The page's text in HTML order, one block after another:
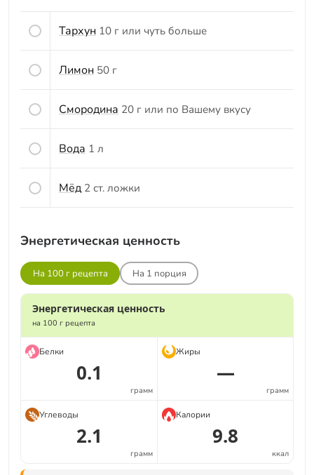
Тархун 10 г или чуть больше
Лимон 50 г
Смородина 20 г или по Вашему вкусу
Вода 1 л
Мёд 2 ст. ложки
Энергетическая ценность
На 100 г рецепта На 1 порция
Энергетическая ценность
на 100 г рецепта
Белки
0.1
грамм
Жиры
—
грамм
Углеводы
2.1
грамм
Калории
9.8
ккал